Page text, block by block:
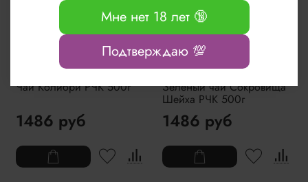
Чай Колибри РЧК 500г
1486 руб
Зеленый чай Сокровища
Шейха РЧК 500г
1486 руб
Мне нет 18 лет 🔞
Подтверждаю 💯